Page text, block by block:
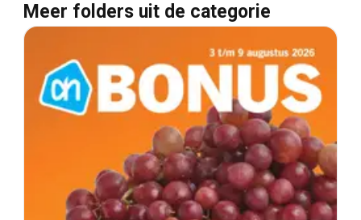
Meer folders uit de categorie